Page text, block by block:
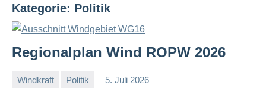
Kategorie: Politik
Regionalplan Wind ROPW 2026
Windkraft Politik 5. Juli 2026